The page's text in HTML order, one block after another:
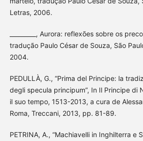
Letras, 2006.
_________, Aurora: reflexões sobre os
tradução Paulo César de Souza, São
2004.
PEDULLÀ, G., “Prima del Principe: la
degli specula principum”, In Il Principe di
il suo tempo, 1513-2013, a cura de
Roma, Treccani, 2013, pp. 81-89.
PETRINA, A., “Machiavelli in Inghilterra e